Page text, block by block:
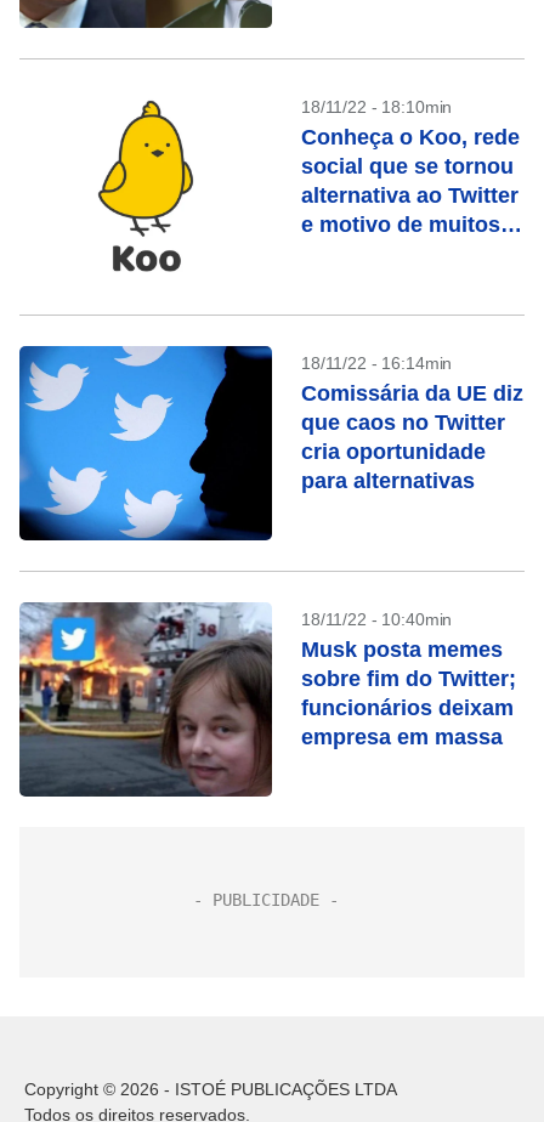
18/11/22 - 18:10min
Conheça o Koo, rede
social que se tornou
alternativa ao Twitter
e motivo de muitos
18/11/22 - 16:14min
Comissária da UE diz
que caos no Twitter
cria oportunidade
para alternativas
18/11/22 - 10:40min
Musk posta memes
sobre fim do Twitter;
funcionários deixam
empresa em massa
Copyright © 2026 - ISTOÉ PUBLICAÇÕES LTDA
Todos os direitos reservados.